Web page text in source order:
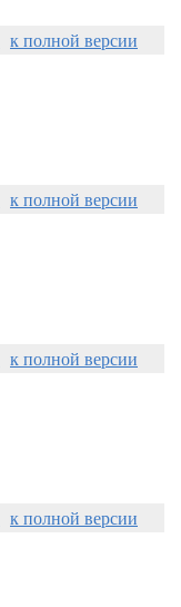
к полной версии
к полной версии
к полной версии
к полной версии